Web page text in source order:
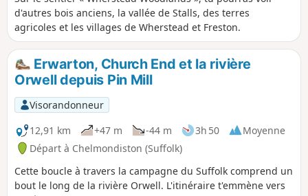
d'autres bois anciens, la vallée de Stalls, des terres
agricoles et les villages de Wherstead et Freston.
Erwarton, Church End et la rivière
Orwell depuis Pin Mill
Visorandonneur
12,91 km
+47 m -44 m 3h 50
Moyenne
Départ à Chelmondiston (Suffolk)
Cette boucle à travers la campagne du Suffolk comprend un
bout le long de la rivière Orwell. L'itinéraire t'emmène vers